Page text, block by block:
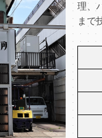
理、
まで